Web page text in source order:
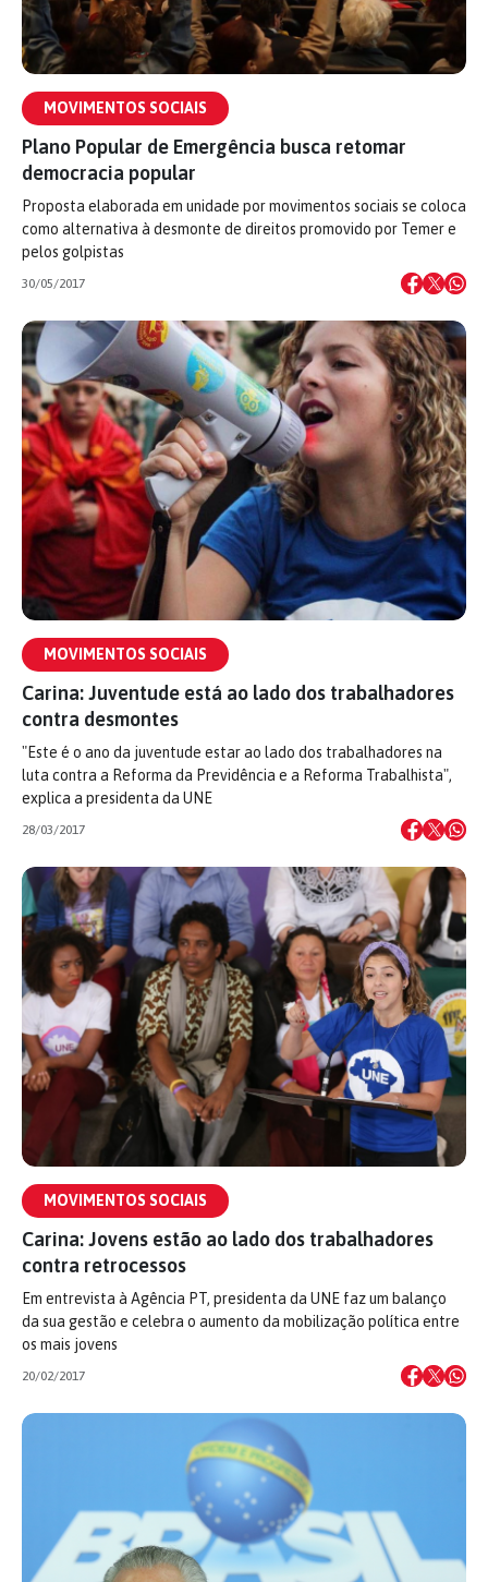
MOVIMENTOS SOCIAIS
Plano Popular de Emergência busca retomar
democracia popular
Proposta elaborada em unidade por movimentos sociais se coloca
como alternativa à desmonte de direitos promovido por Temer e
pelos golpistas
30/05/2017
MOVIMENTOS SOCIAIS
Carina: Juventude está ao lado dos trabalhadores
contra desmontes
"Este é o ano da juventude estar ao lado dos trabalhadores na
luta contra a Reforma da Previdência e a Reforma Trabalhista",
explica a presidenta da UNE
28/03/2017
MOVIMENTOS SOCIAIS
Carina: Jovens estão ao lado dos trabalhadores
contra retrocessos
Em entrevista à Agência PT, presidenta da UNE faz um balanço
da sua gestão e celebra o aumento da mobilização política entre
os mais jovens
20/02/2017